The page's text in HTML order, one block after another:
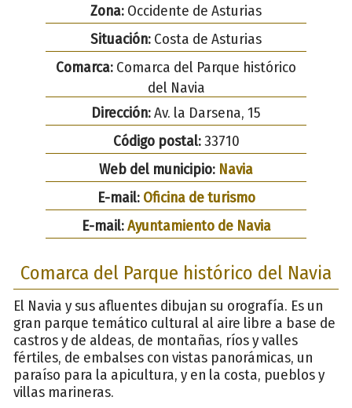
Zona: Occidente de Asturias
Situación: Costa de Asturias
Comarca: Comarca del Parque histórico
del Navia
Dirección:Av. la Darsena, 15
Código postal:33710
Web del municipio: Navia
E-mail: Oficina de turismo
E-mail:Ayuntamiento de Navia
Comarca del Parque histórico del Navia
El Navia y sus afluentes dibujan su orografía. Es un
gran parque temático cultural al aire libre a base de
castros y de aldeas, de montañas, ríos y valles
fértiles, de embalses con vistas panorámicas, un
paraíso para la apicultura, y en la costa, pueblos y
villas marineras.